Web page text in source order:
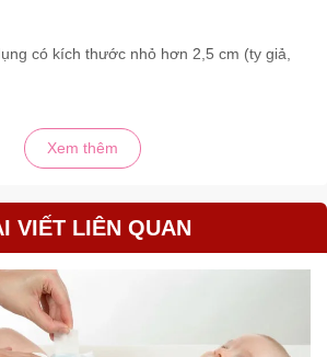
có kích thước nhỏ hơn 2,5 cm (ty giả,
UV sẽ tự ngừng hoạt động.
Xem thêm
VIẾT LIÊN QUAN